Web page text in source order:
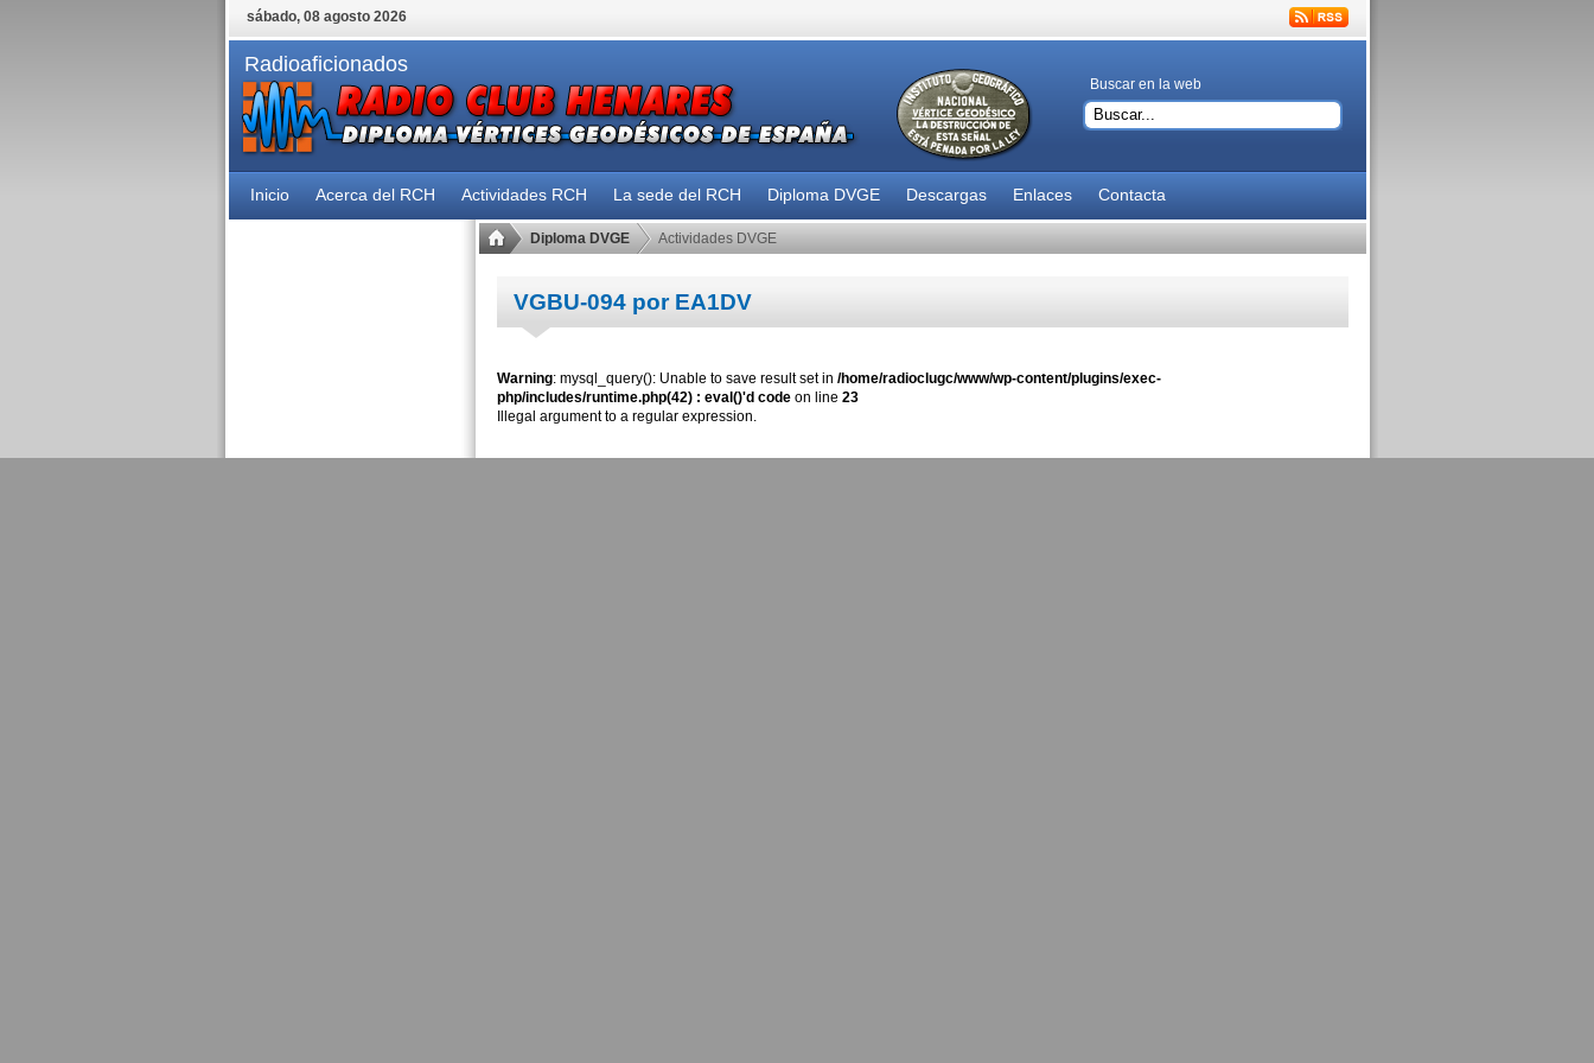
sábado, 08 agosto 2026
Radioaficionados
Buscar en la web
Inicio Acerca del RCH Actividades RCH La sede del RCH Diploma DVGE Descargas Enlaces Contacta
Diploma DVGE Actividades DVGE
VGBU-094 por EA1DV
Warning: mysql_query(): Unable to save result set in /home/radioclugc/www/wp-content/plugins/exec-
php/includes/runtime.php(42) : eval()'d codeon line 23
Illegal argument to a regular expression.